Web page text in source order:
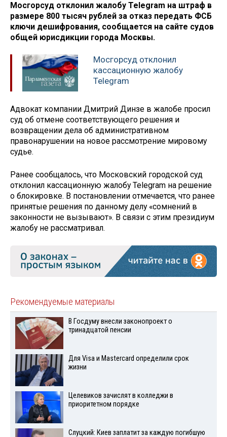
Мосгорсуд отклонил жалобу Telegram на штраф в
размере 800 тысяч рублей за отказ передать ФСБ
ключи дешифрования, сообщается на сайте судов
общей юрисдикции города Москвы.
Мосгорсуд отклонил
кассационную жалобу
Telegram
Адвокат компании Дмитрий Динзе в жалобе просил
суд об отмене соответствующего решения и
возвращении дела об административном
правонарушении на новое рассмотрение мировому
судье.
Ранее сообщалось, что Московский городской суд
отклонил кассационную жалобу Telegram на решение
о блокировке. В постановлении отмечается, что ранее
принятые решения по данному делу «сомнений в
законности не вызывают». В связи с этим президиум
жалобу не рассматривал.
Рекомендуемые материалы
В Госдуму внесли законопроект о
тринадцатой пенсии
Для Visа и Mastercard определили срок
жизни
Целевиков зачислят в колледжи в
приоритетном порядке
Слуцкий: Киев заплатит за каждую погибшую